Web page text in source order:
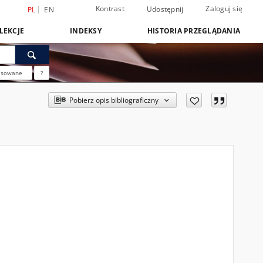
PL EN Kontrast Udostępnij Zaloguj się
INDEKSY HISTORIA PRZEGLĄDANIA
?
Pobierz opis bibliograficzny